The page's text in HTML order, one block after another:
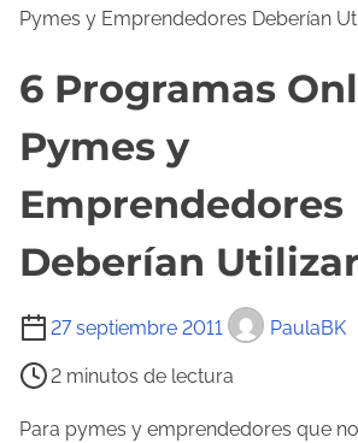
Pymes y Emprendedores Deberían
6 Programas
Pymes y
Emprendedores
Deberían Utilizar
27 septiembre 2011 PaulaBK
T
e
m
2 minutos de lectura
Para pymes y emprendedores que